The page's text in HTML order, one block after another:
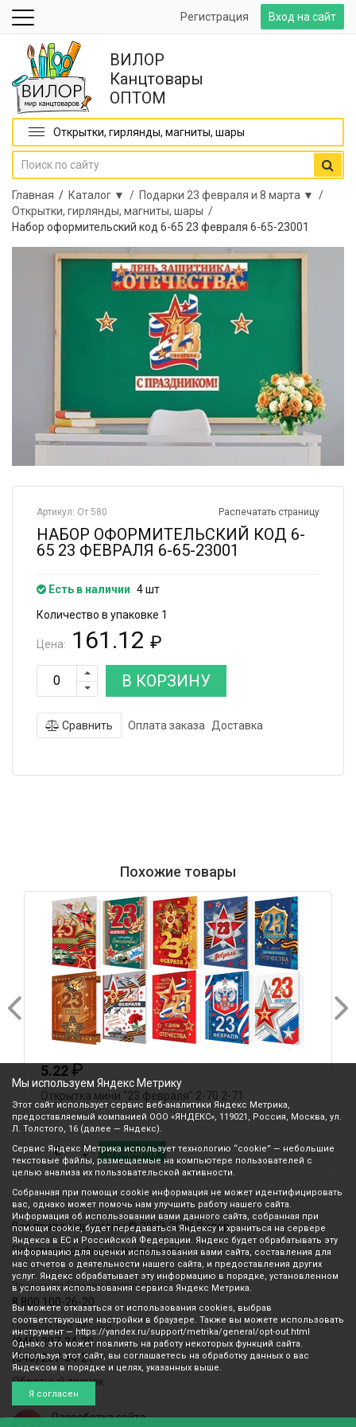
Вход на сайт
Регистрация
ВИЛОР
Канцтовары
ОПТОМ
Открытки, гирлянды, магниты, шары
Главная / Каталог ▼ / Подарки 23 февраля и 8 марта ▼ /
Открытки, гирлянды, магниты, шары /
Набор оформительский код 6-65 23 февраля 6-65-23001
Распечатать страницу
Артикул: От 580
НАБОР ОФОРМИТЕЛЬСКИЙ КОД 6-
65 23 ФЕВРАЛЯ 6-65-23001
Есть в наличии 4 шт
Количество в упаковке 1
Цена: 161.12 ₽
В КОРЗИНУ
Сравнить Оплата заказа Доставка
Похожие товары
5.22₽
Открытка мини "23 февраля" 2-70 2-71
В корзину
Все права защищены © 2003-2026 Вилор
Политика конфиденциальности
Звонок по России бесплатный
8 800 100-26-20
Принимаем звонки
(846) 207-34-20
(846) 207-34-21
Обратный звонок
Разработка сайта
Мы используем Яндекс Метрику
Этот сайт использует сервис веб-аналитики Яндекс Метрика,
предоставляемый компанией ООО «ЯНДЕКС», 119021, Россия, Москва, ул.
Л. Толстого, 16 (далее — Яндекс).
Сервис Яндекс Метрика использует технологию “cookie” — небольшие
текстовые файлы, размещаемые на компьютере пользователей с
целью анализа их пользовательской активности.
Собранная при помощи cookie информация не может идентифицировать
вас, однако может помочь нам улучшить работу нашего сайта.
Информация об использовании вами данного сайта, собранная при
помощи cookie, будет передаваться Яндексу и храниться на сервере
Яндекса в ЕС и Российской Федерации. Яндекс будет обрабатывать эту
информацию для оценки использования вами сайта, составления для
нас отчетов о деятельности нашего сайта, и предоставления других
услуг. Яндекс обрабатывает эту информацию в порядке, установленном
в условиях использования сервиса Яндекс Метрика.
Вы можете отказаться от использования cookies, выбрав
соответствующие настройки в браузере. Также вы можете использовать
инструмент — https://yandex.ru/support/metrika/general/opt-out.html
Однако это может повлиять на работу некоторых функций сайта.
Используя этот сайт, вы соглашаетесь на обработку данных о вас
Яндексом в порядке и целях, указанных выше.
Я согласен